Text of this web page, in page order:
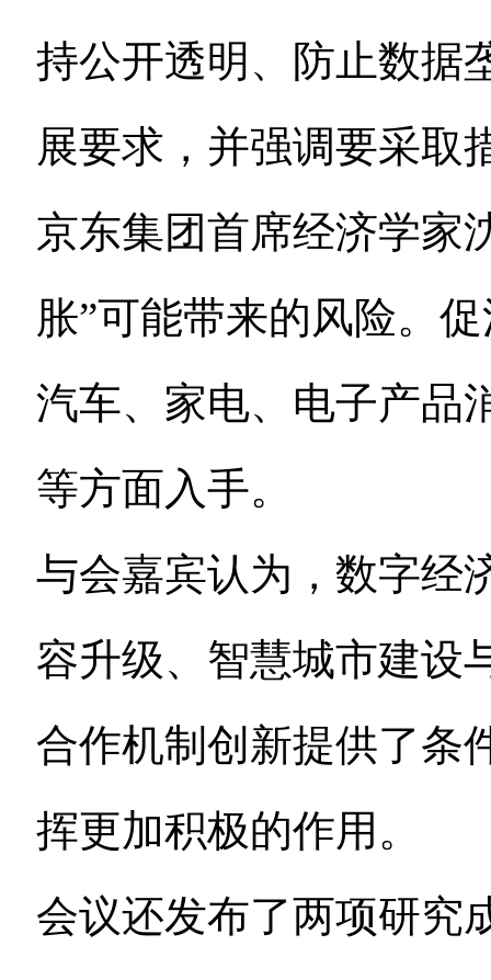
持公开透明、防止数据
展要求，并强调要采取
京东集团首席经济学家
胀”可能带来的风险。
汽车、家电、电子产品
等方面入手。
与会嘉宾认为，数字经
容升级、智慧城市建设
合作机制创新提供了条
挥更加积极的作用。
会议还发布了两项研究